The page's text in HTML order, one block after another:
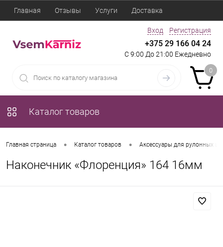
Главная Отзывы Услуги Доставка
Вход Регистрация
+375 29 166 04 24
С 9:00 До 21:00 Ежедневно
0
Каталог товаров
Главная страница • Каталог товаров • Аксессуары для рулонных
Наконечник «Флоренция» 164 16мм